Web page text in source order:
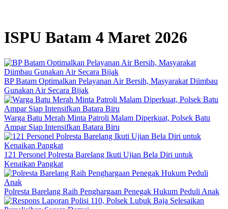
ISPU Batam 4 Maret 2026
BP Batam Optimalkan Pelayanan Air Bersih, Masyarakat Diimbau
Gunakan Air Secara Bijak
Warga Batu Merah Minta Patroli Malam Diperkuat, Polsek Batu
Ampar Siap Intensifkan Batara Biru
121 Personel Polresta Barelang Ikuti Ujian Bela Diri untuk
Kenaikan Pangkat
Polresta Barelang Raih Penghargaan Penegak Hukum Peduli Anak